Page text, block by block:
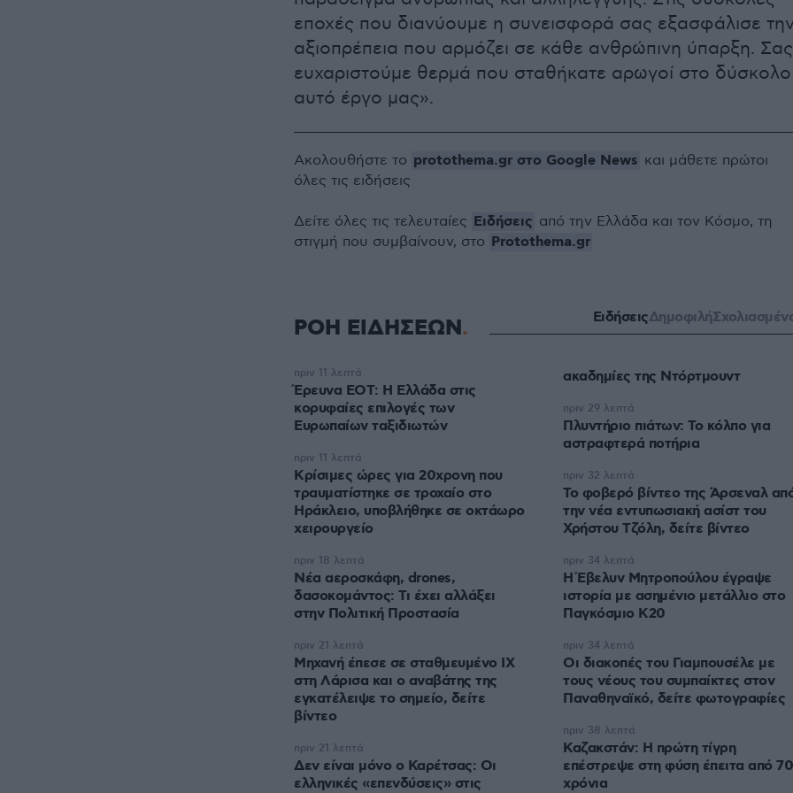
εποχές που διανύουμε η συνεισφορά σας εξασφάλισε
αξιοπρέπεια που αρμόζει σε κάθε ανθρώπινη ύπαρξη. Σας
ευχαριστούμε θερμά που σταθήκατε αρωγοί στο δύσκολο
αυτό έργο μας».
Ακολουθήστε το protothema.gr στο Google News και μάθετε πρώτοι
όλες τις ειδήσεις
Δείτε όλες τις τελευταίες Ειδήσεις από την Ελλάδα και τον Κόσμο, τη
στιγμή που συμβαίνουν, στο Protothema.gr
ΡΟΗ ΕΙΔΗΣΕΩΝ ΕιδήσειςΔημοφιλή
Έρευνα ΕΟΤ: Η Ελλάδα στις
κορυφαίες επιλογές των
Ευρωπαίων ταξιδιωτών
πριν 11 λεπτά
Κρίσιμες ώρες για 20χρονη που
τραυματίστηκε σε τροχαίο στο
Ηράκλειο, υποβλήθηκε σε οκτάωρο
χειρουργείο
πριν 11 λεπτά
Νέα αεροσκάφη, drones,
δασοκομάντος: Τι έχει αλλάξει
στην Πολιτική Προστασία
πριν 18 λεπτά
Μηχανή έπεσε σε σταθμευμένο ΙΧ
στη Λάρισα και ο αναβάτης της
εγκατέλειψε το σημείο, δείτε
βίντεο
πριν 21 λεπτά
Δεν είναι μόνο ο Καρέτσας: Οι
ελληνικές «επενδύσεις» στις
ακαδημίες της Ντόρτμουντ
πριν 21 λεπτά
Πλυντήριο πιάτων: Το κόλπο για
αστραφτερά ποτήρια
πριν 29 λεπτά
Το φοβερό βίντεο της Άρσεναλ
την νέα εντυπωσιακή ασίστ του
Χρήστου Τζόλη, δείτε βίντεο
πριν 32 λεπτά
Η Έβελυν Μητροπούλου έγραψε
ιστορία με ασημένιο μετάλλιο στο
Παγκόσμιο Κ20
πριν 34 λεπτά
Οι διακοπές του Γιαμπουσέλε με
τους νέους του συμπαίκτες στον
Παναθηναϊκό, δείτε φωτογραφίες
πριν 34 λεπτά
Καζακστάν: Η πρώτη τίγρη
επέστρεψε στη φύση έπειτα από 70
χρόνια
πριν 38 λεπτά